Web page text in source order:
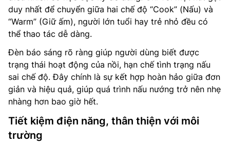
duy nhất để chuyển giữa hai chế độ “Cook” (Nấu) và
“Warm” (Giữ ấm), người lớn tuổi hay trẻ nhỏ đều có
thể thao tác dễ dàng.
Đèn báo sáng rõ ràng giúp người dùng biết được
trạng thái hoạt động của nồi, hạn chế tình trạng nấu
sai chế độ. Đây chính là sự kết hợp hoàn hảo giữa đơn
giản và hiệu quả, giúp quá trình nấu nướng trở nên nhẹ
nhàng hơn bao giờ hết.
Tiết kiệm điện năng, thân thiện với môi
trường